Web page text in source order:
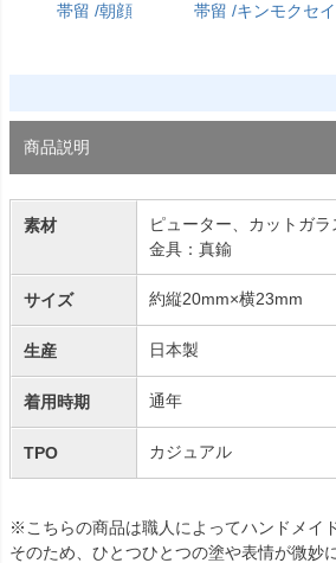
帯留 /朝顔 帯留 /キンモクセイ
商品説明
素材
ピューター、カットガラ
金具：真鍮
サイズ 約縦20mm×横23mm
生産 日本製
着用時期 通年
TPO カジュアル
※こちらの商品は職人によってハンドメイ
そのため、ひとつひとつの塗や表情が微妙